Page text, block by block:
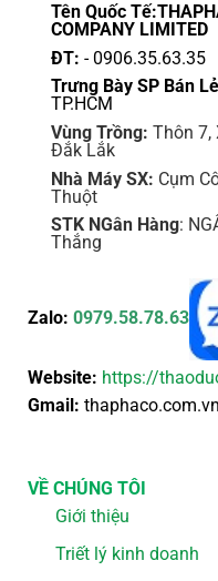
Tên Quốc
COMPANY LIMITED
ĐT: - 0906.35.63.35
Trưng Bày SP Bán
TP.HCM
Vùng Trồng: Thôn 7,
Đắk Lắk
Nhà Máy SX: Cụm
Thuột
STK NGân Hàng:
Thắng
Zalo: 0979.58.78.63
Website: https://
Gmail:
VỀ CHÚNG TÔI
Giới thiệu
Triết lý kinh doanh